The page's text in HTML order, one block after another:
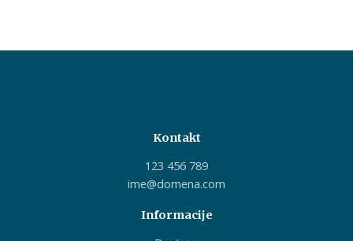
Kontakt
123 456 789
ime@domena.com
Informacije